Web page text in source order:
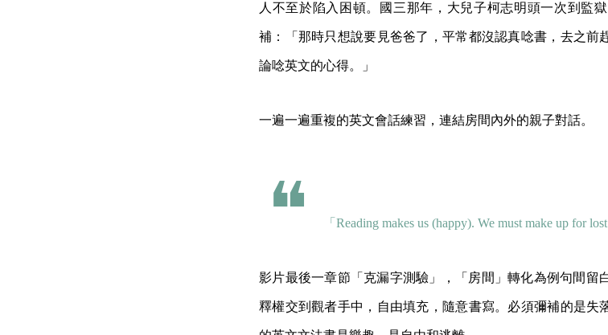
人不至於陷入困頓。國三那年，大兒子柯志明頭一次到監
補：「那時只想說要見爸爸了，平常都沒認真唸書，去之前
論唸英文的心得。」
一遍一遍重複的英文會話練習，連結房間內外的親子對話。
「Reading makes us (happy). We must make up
影片最後一章節「克漏字測驗」，「房間」轉化為例句間留
釋權交到觀者手中，自由填充，隨意書寫。必須彌補的是失